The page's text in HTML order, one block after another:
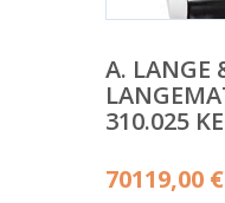
A. LANGE
310.025
70119,00 €